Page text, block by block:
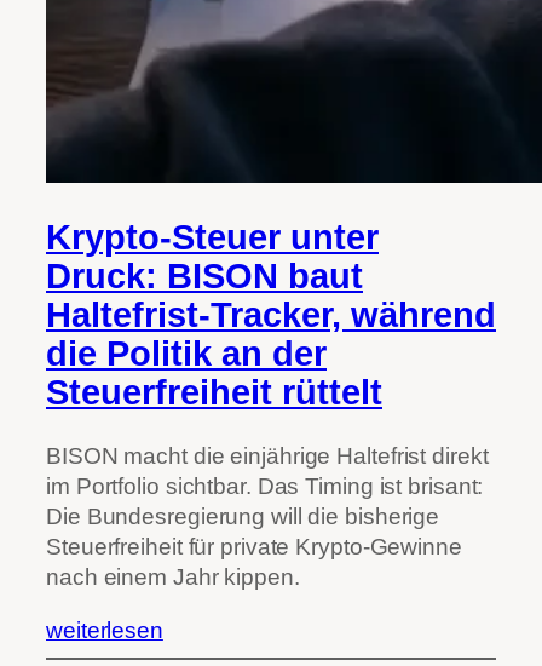
Krypto-Steuer unter
Druck: BISON baut
Haltefrist-Tracker, während
die Politik an der
Steuerfreiheit rüttelt
BISON macht die einjährige Haltefrist direkt
im Portfolio sichtbar. Das Timing ist brisant:
Die Bundesregierung will die bisherige
Steuerfreiheit für private Krypto-Gewinne
nach einem Jahr kippen.
weiterlesen